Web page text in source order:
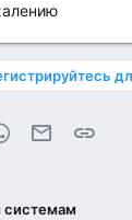
WhatsApp